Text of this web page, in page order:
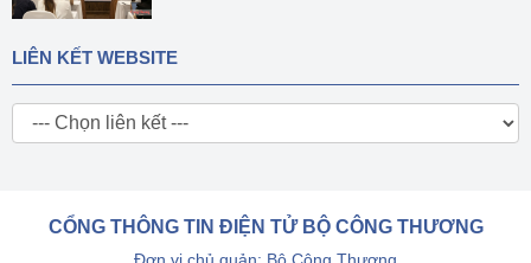
LIÊN KẾT WEBSITE
CỔNG THÔNG TIN ĐIỆN TỬ BỘ CÔNG THƯƠNG